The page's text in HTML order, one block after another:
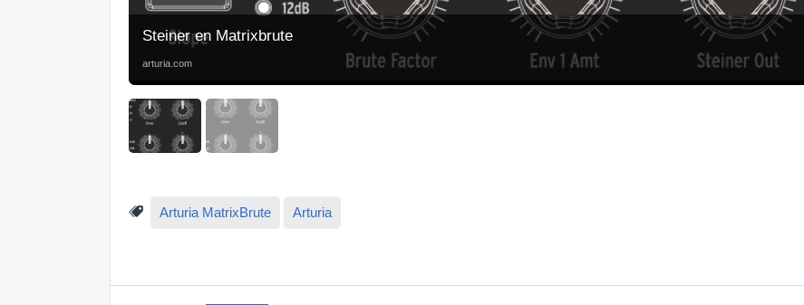
Steiner en Matrixbrute
arturia.com
Arturia MatrixBrute Arturia